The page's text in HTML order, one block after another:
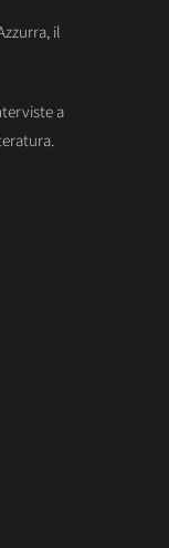
il
a